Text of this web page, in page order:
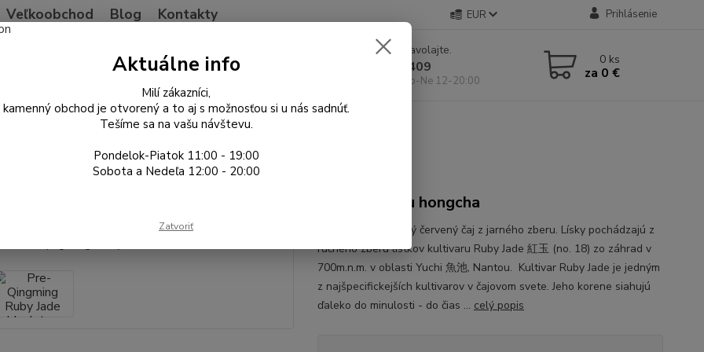
Veľkoobchod Blog Kontakty EUR Prihlásenie
Hľadať
Neviete si rady? Zavolajte.
+421 904 546 409
Po-Pia 11-19:00, So-Ne 12-20:00
0 ks
za 0 €
Pre-Qingming Ruby Jade black tea 2026
Qingming Ruby Jade black tea 2026
Yuchi HongYu hongcha
Prémiový taiwanský červený čaj z jarného zberu. Lísky pochádzajú z
ručného zberu lístkov kultivaru Ruby Jade 紅玉 (no. 18) zo záhrad v
700m.n.m. v oblasti Yuchi 魚池, Nantou. Kultivar Ruby Jade je jedným
z najšpecifickejších kultivarov v čajovom svete. Jeho korene siahujú
ďaleko do minulosti - do čias ... celý popis
Aktuálne info
Milí zákazníci,
kamenný obchod je otvorený a to aj s možnosťou si u nás sadnúť.
Tešíme sa na vašu návštevu.
Pondelok-Piatok 11:00 - 19:00
Sobota a Nedeľa 12:00 - 20:00
Zatvoriť